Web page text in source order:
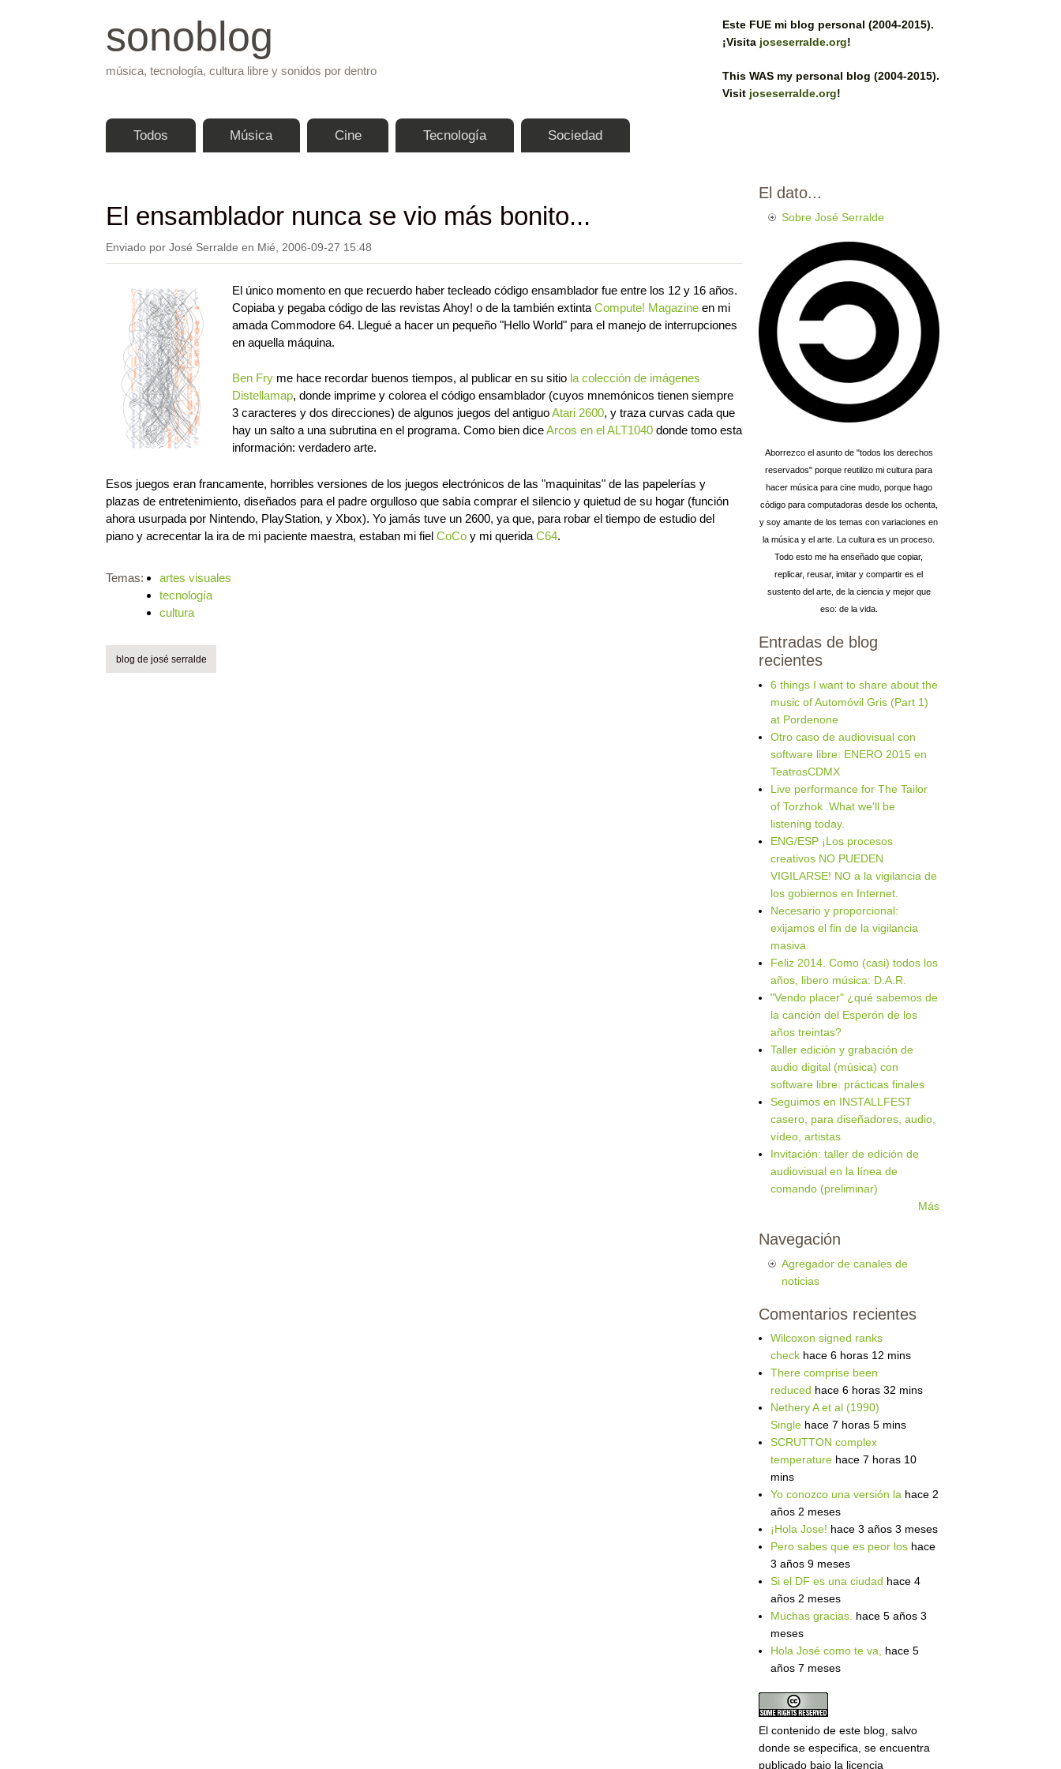
sonoblog
música, tecnología, cultura libre y sonidos por dentro
Este FUE mi blog personal (2004-2015).
¡Visita joseserralde.org!
This WAS my personal blog (2004-2015).
Visit joseserralde.org!
Menú principal
Todos Música Cine Tecnología Sociedad
El ensamblador nunca se vio más bonito...
Enviado porJosé Serralde en Mié, 2006-09-27 15:48
El único momento en que recuerdo haber tecleado código ensamblador fue entre los 12 y 16 años.
Copiaba y pegaba código de las revistas Ahoy! o de la también extintaCompute! Magazine en mi
amada Commodore 64. Llegué a hacer un pequeño "Hello World" para el manejo de interrupciones
en aquella máquina.
Ben Fry me hace recordar buenos tiempos, al publicar en su sitio la colección de imágenes
Distellamap, donde imprime y colorea el código ensamblador (cuyos mnemónicos tienen siempre
3 caracteres y dos direcciones) de algunos juegos del antiguoAtari 2600, y traza curvas cada que
hay un salto a una subrutina en el programa. Como bien diceArcos en el ALT1040 donde tomo esta
información: verdadero arte.
Esos juegos eran francamente, horribles versiones de los juegos electrónicos de las "maquinitas" de las papelerías y
plazas de entretenimiento, diseñados para el padre orgulloso que sabía comprar el silencio y quietud de su hogar (función
ahora usurpada por Nintendo, PlayStation, y Xbox). Yo jamás tuve un 2600, ya que, para robar el tiempo de estudio del
piano y acrecentar la ira de mi paciente maestra, estaban mi fielCoCo y mi queridaC64.
Temas:
artes visuales
tecnología
cultura
blog de josé serralde
El dato...
Sobre José Serralde
Aborrezco el asunto de "todos los derechos
reservados" porque reutilizo mi cultura para
hacer música para cine mudo, porque hago
código para computadoras desde los ochenta,
y soy amante de los temas con variaciones en
la música y el arte. La cultura es un proceso.
Todo esto me ha enseñado que copiar,
replicar, reusar, imitar y compartir es el
sustento del arte, de la ciencia y mejor que
eso: de la vida.
Entradas de blog
recientes
6 things I want to share about the
music of Automóvil Gris (Part 1)
at Pordenone
Otro caso de audiovisual con
software libre: ENERO 2015 en
TeatrosCDMX
Live performance for The Tailor
of Torzhok .What we'll be
listening today.
ENG/ESP ¡Los procesos
creativos NO PUEDEN
VIGILARSE! NO a la vigilancia de
los gobiernos en Internet.
Necesario y proporcional:
exijamos el fin de la vigilancia
masiva.
Feliz 2014. Como (casi) todos los
años, libero música: D.A.R.
"Vendo placer" ¿qué sabemos de
la canción del Esperón de los
años treintas?
Taller edición y grabación de
audio digital (música) con
software libre: prácticas finales
Seguimos en INSTALLFEST
casero, para diseñadores, audio,
vídeo, artistas
Invitación: taller de edición de
audiovisual en la línea de
comando (preliminar)
Más
Navegación
Agregador de canales de
noticias
Comentarios recientes
Wilcoxon signed ranks
check hace 6 horas 12 mins
There comprise been
reduced hace 6 horas 32 mins
Nethery A et al (1990)
Single hace 7 horas 5 mins
SCRUTTON complex
temperature hace 7 horas 10
mins
Yo conozco una versión la hace 2
años 2 meses
¡Hola Jose! hace 3 años 3 meses
Pero sabes que es peor los hace
3 años 9 meses
Si el DF es una ciudad hace 4
años 2 meses
Muchas gracias. hace 5 años 3
meses
Hola José como te va, hace 5
años 7 meses
El contenido de este blog, salvo
donde se especifica, se encuentra
publicado bajo la licencia